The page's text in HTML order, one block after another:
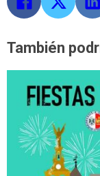
También